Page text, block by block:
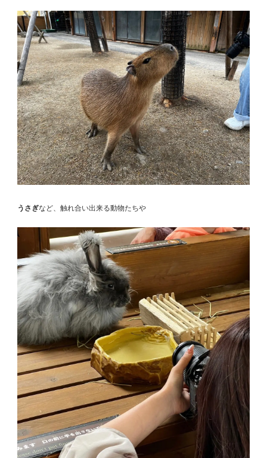
うさぎなど、触れ合い出来る動物たちや